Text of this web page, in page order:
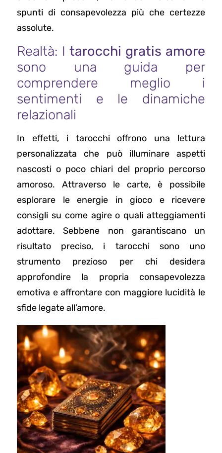
spunti di consapevolezza più che certezze
assolute.
Realtà: I tarocchi gratis amore
sono una guida per
comprendere meglio i
sentimenti e le dinamiche
relazionali
In effetti, i tarocchi offrono una lettura
personalizzata che può illuminare aspetti
nascosti o poco chiari del proprio percorso
amoroso. Attraverso le carte, è possibile
esplorare le energie in gioco e ricevere
consigli su come agire o quali atteggiamenti
adottare. Sebbene non garantiscano un
risultato preciso, i tarocchi sono uno
strumento prezioso per chi desidera
approfondire la propria consapevolezza
emotiva e affrontare con maggiore lucidità le
sfide legate all’amore.